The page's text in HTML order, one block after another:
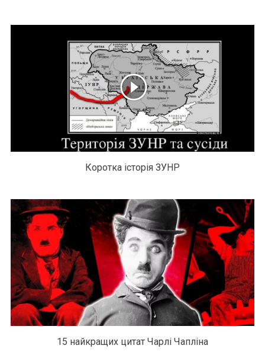
Коротка історія ЗУНР
15 найкращих цитат Чарлі Чапліна